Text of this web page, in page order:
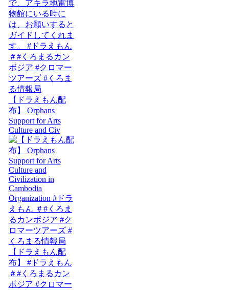
【ドラえもん配
布】 Orphans
Support for Arts
Culture and Civ
【ドラえもん配
布】 #ドラえもん
＃#くろまるカン
ボジア #クロマー